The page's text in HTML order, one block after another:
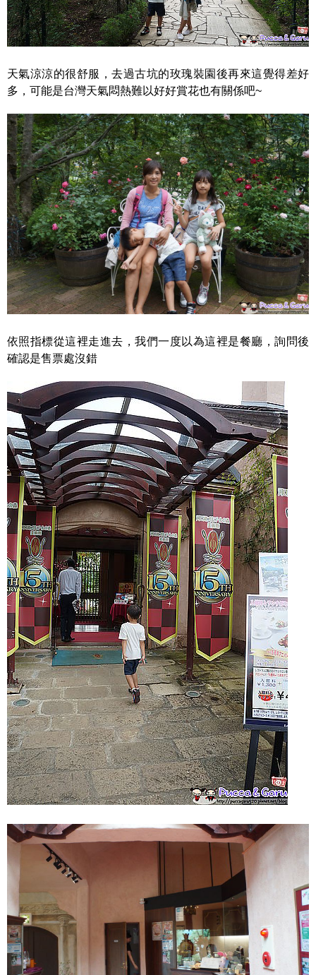
天氣涼涼的很舒服，去過古坑的玫瑰裝園後再來這覺得差好
多，可能是台灣天氣悶熱難以好好賞花也有關係吧~
依照指標從這裡走進去，我們一度以為這裡是餐廳，詢問後
確認是售票處沒錯